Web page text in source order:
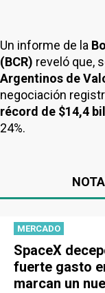
Un informe de la
(BCR) reveló que,
Argentinos de
negociación
récord de $14,4
24%.
MERCADO
SpaceX
fuerte gasto
marcan un